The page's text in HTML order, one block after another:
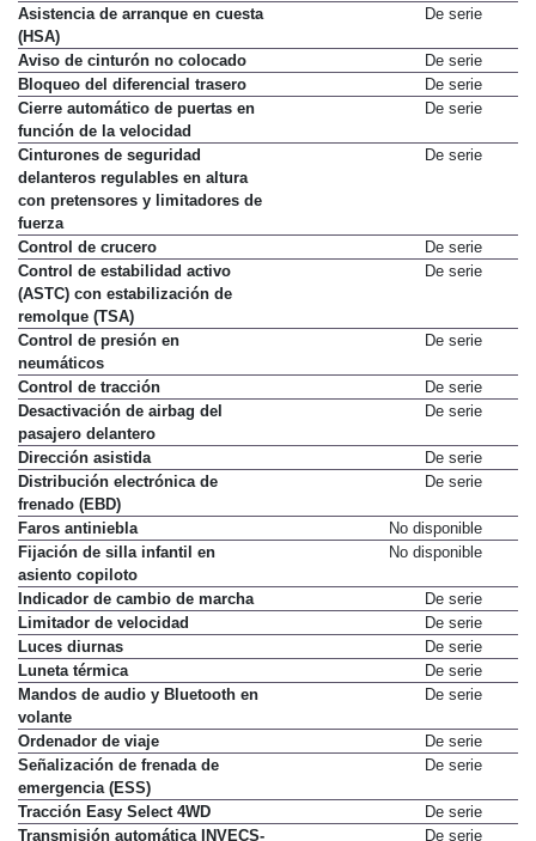
Asistencia de arranque en cuesta
(HSA)
De serie
Aviso de cinturón no colocado
De serie
Bloqueo del diferencial trasero
De serie
Cierre automático de puertas en
función de la velocidad
De serie
Cinturones de seguridad
delanteros regulables en altura
con pretensores y limitadores de
fuerza
De serie
Control de crucero
De serie
Control de estabilidad activo
(ASTC) con estabilización de
remolque (TSA)
De serie
Control de presión en
neumáticos
De serie
Control de tracción
De serie
Desactivación de airbag del
pasajero delantero
De serie
Dirección asistida
De serie
Distribución electrónica de
frenado (EBD)
De serie
Faros antiniebla
No disponible
Fijación de silla infantil en
asiento copiloto
No disponible
Indicador de cambio de marcha
De serie
Limitador de velocidad
De serie
Luces diurnas
De serie
Luneta térmica
De serie
Mandos de audio y Bluetooth en
volante
De serie
Ordenador de viaje
De serie
Señalización de frenada de
emergencia (ESS)
De serie
Tracción Easy Select 4WD
De serie
Transmisión automática INVECS-
De serie